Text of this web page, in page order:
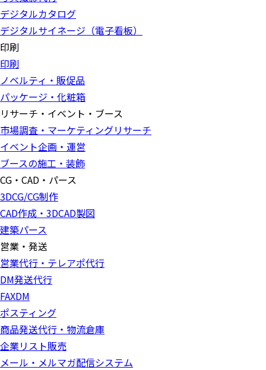
デジタルカタログ
デジタルサイネージ（電子看板）
印刷
印刷
ノベルティ・販促品
パッケージ・化粧箱
リサーチ・イベント・ブース
市場調査・マーケティングリサーチ
イベント企画・運営
ブースの施工・装飾
CG・CAD・パース
3DCG/CG制作
CAD作成・3DCAD製図
建築パース
営業・発送
営業代行・テレアポ代行
DM発送代行
FAXDM
ポスティング
商品発送代行・物流倉庫
企業リスト販売
メール・メルマガ配信システム